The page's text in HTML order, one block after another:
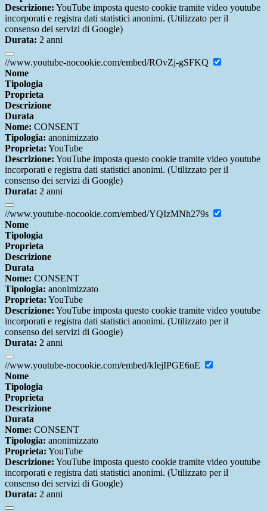
Descrizione: YouTube imposta questo cookie tramite video youtube
incorporati e registra dati statistici anonimi. (Utilizzato per il
consenso dei servizi di Google)
Durata: 2 anni
//www.youtube-nocookie.com/embed/ROvZj-gSFKQ
Nome
Tipologia
Proprieta
Descrizione
Durata
Nome: CONSENT
Tipologia: anonimizzato
Proprieta: YouTube
Descrizione: YouTube imposta questo cookie tramite video youtube
incorporati e registra dati statistici anonimi. (Utilizzato per il
consenso dei servizi di Google)
Durata: 2 anni
//www.youtube-nocookie.com/embed/YQIzMNh279s
Nome
Tipologia
Proprieta
Descrizione
Durata
Nome: CONSENT
Tipologia: anonimizzato
Proprieta: YouTube
Descrizione: YouTube imposta questo cookie tramite video youtube
incorporati e registra dati statistici anonimi. (Utilizzato per il
consenso dei servizi di Google)
Durata: 2 anni
//www.youtube-nocookie.com/embed/kIejIPGE6nE
Nome
Tipologia
Proprieta
Descrizione
Durata
Nome: CONSENT
Tipologia: anonimizzato
Proprieta: YouTube
Descrizione: YouTube imposta questo cookie tramite video youtube
incorporati e registra dati statistici anonimi. (Utilizzato per il
consenso dei servizi di Google)
Durata: 2 anni